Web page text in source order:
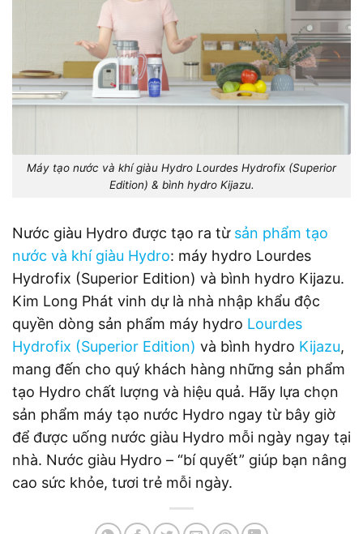
Máy tạo nước và khí giàu Hydro Lourdes Hydrofix (Superior
Edition) & bình hydro Kijazu.
Nước giàu Hydro được tạo ra từ sản phẩm tạo
nước và khí giàu Hydro: máy hydro Lourdes
Hydrofix (Superior Edition) và bình hydro Kijazu.
Kim Long Phát vinh dự là nhà nhập khẩu độc
quyền dòng sản phẩm máy hydro Lourdes
Hydrofix (Superior Edition) và bình hydro Kijazu,
mang đến cho quý khách hàng những sản phẩm
tạo Hydro chất lượng và hiệu quả. Hãy lựa chọn
sản phẩm máy tạo nước Hydro ngay từ bây giờ
để được uống nước giàu Hydro mỗi ngày ngay tại
nhà. Nước giàu Hydro – “bí quyết” giúp bạn nâng
cao sức khỏe, tươi trẻ mỗi ngày.